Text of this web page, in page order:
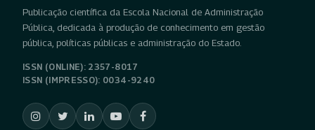
Publicação científica da Escola Nacional de Administração
Pública, dedicada à produção de conhecimento em gestão
pública, políticas públicas e administração do Estado.
ISSN (ONLINE): 2357-8017
ISSN (IMPRESSO): 0034-9240